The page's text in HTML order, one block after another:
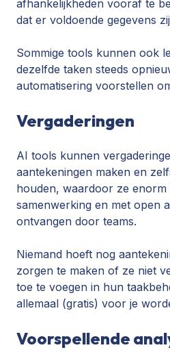
afhankelijkheden vooraf te
dat er voldoende gegevens
Sommige tools kunnen ook
dezelfde taken steeds
automatisering voorstellen
Vergaderingen
AI tools kunnen
aantekeningen maken en
houden, waardoor ze
samenwerking en met open
ontvangen door teams.
Niemand hoeft nog
zorgen te maken of ze niet
toe te voegen in hun
allemaal (gratis) voor je
Voorspellende